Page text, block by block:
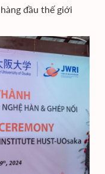
đầu thế giới